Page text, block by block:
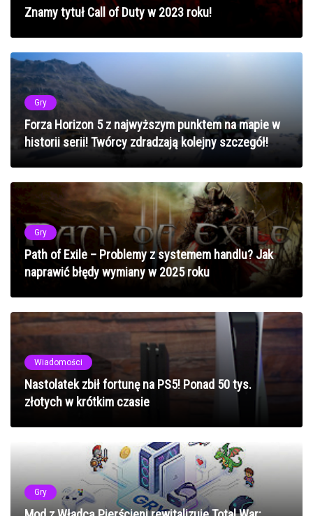
Znamy tytuł Call of Duty w 2023 roku!
Gry
Forza Horizon 5 z najwyższym punktem na mapie w
historii serii! Twórcy zdradzają kolejny szczegół!
Gry
Path of Exile – Problemy z systemem handlu? Jak
naprawić błędy wymiany w 2025 roku
Wiadomości
Nastolatek zbił fortunę na PS5! Ponad 50 tys.
złotych w krótkim czasie
Gry